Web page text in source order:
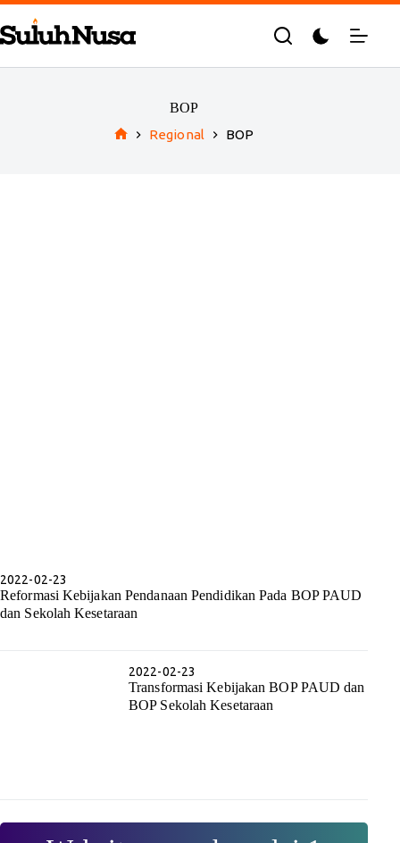
Skip
to
content
BOP
Regional BOP
2022-02-23
Reformasi Kebijakan Pendanaan Pendidikan Pada BOP PAUD
dan Sekolah Kesetaraan
2022-02-23
Transformasi Kebijakan BOP PAUD dan
BOP Sekolah Kesetaraan